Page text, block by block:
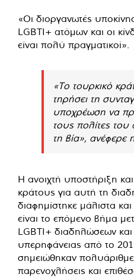
«Οι διοργανωτές
LGBTI+ ατόμων και οι
είναι πολύ πραγματικοί».
«Το τουρκικό
τηρήσει τη
υποχρέωση να
τους πολίτες του
τη βία», ανέφερε
Η ανοιχτή υποστήριξη
κράτους για αυτή τη
διαφημίστηκε μάλιστα
είναι το επόμενο βήμα
LGBTI+ διαδηλώσεων
υπερηφάνειας από το
σημειώθηκαν
παρενοχλήσεις και